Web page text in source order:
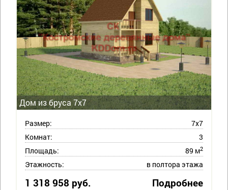
Дом из бруса 7х7
Размер:
7х7
Комнат:
3
Площадь:
89 м2
Этажность: в полтора этажа
1 318 958 руб. Подробнее